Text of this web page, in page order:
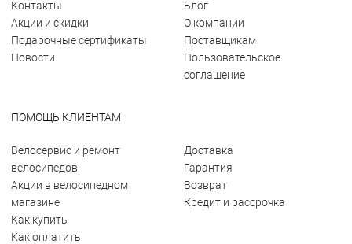
Контакты
Акции и скидки
Подарочные сертификаты
Новости
Блог
О компании
Поставщикам
Пользовательское
соглашение
ПОМОЩЬ КЛИЕНТАМ
Велосервис и ремонт
велосипедов
Акции в велосипедном
магазине
Как купить
Как оплатить
Доставка
Гарантия
Возврат
Кредит и рассрочка